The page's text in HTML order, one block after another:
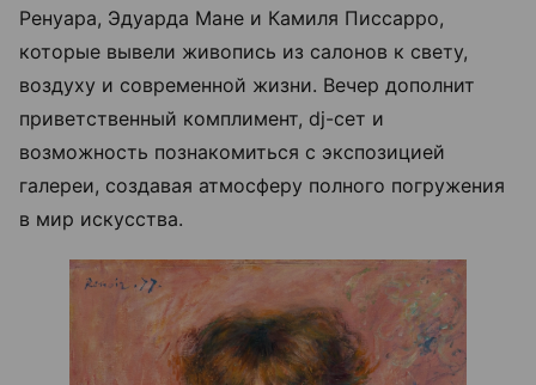
Ренуара, Эдуарда Мане и Камиля Писсарро,
которые вывели живопись из салонов к свету,
воздуху и современной жизни. Вечер дополнит
приветственный комплимент, dj-сет и
возможность познакомиться с экспозицией
галереи, создавая атмосферу полного погружения
в мир искусства.